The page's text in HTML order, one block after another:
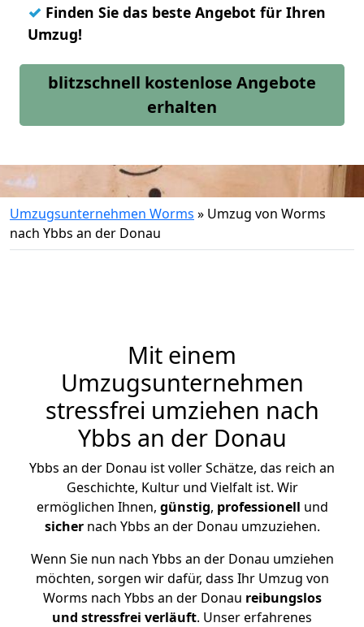
✓ Finden Sie das beste Angebot für Ihren
Umzug!
blitzschnell kostenlose Angebote
erhalten
Umzugsunternehmen Worms » Umzug von Worms
nach Ybbs an der Donau
Mit einem
Umzugsunternehmen
stressfrei umziehen nach
Ybbs an der Donau
Ybbs an der Donau ist voller Schätze, das reich an
Geschichte, Kultur und Vielfalt ist. Wir
ermöglichen Ihnen, günstig, professionell und
sichernach Ybbs an der Donau umzuziehen.
Wenn Sie nun nach Ybbs an der Donau umziehen
möchten, sorgen wir dafür, dass Ihr Umzug von
Worms nach Ybbs an der Donau reibungslos
und stressfrei verläuft. Unser erfahrenes